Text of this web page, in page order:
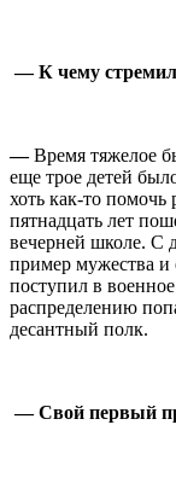
— К чему
—Время тяжелое
еще трое детей
хоть как-то помочь
пятнадцать лет
вечерней школе. С
пример мужества и
поступил в
распределению
десантный полк.
— Свой первый